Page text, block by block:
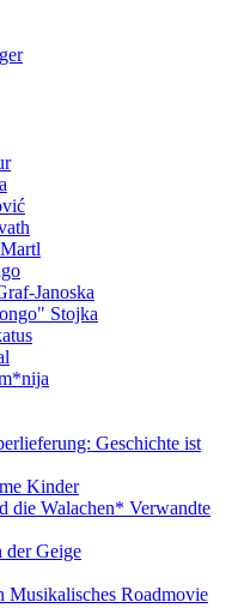
Janoska
Stojka
Geschichte ist
Kinder
die Walachen* Verwandte
der Geige
Musikalisches Roadmovie